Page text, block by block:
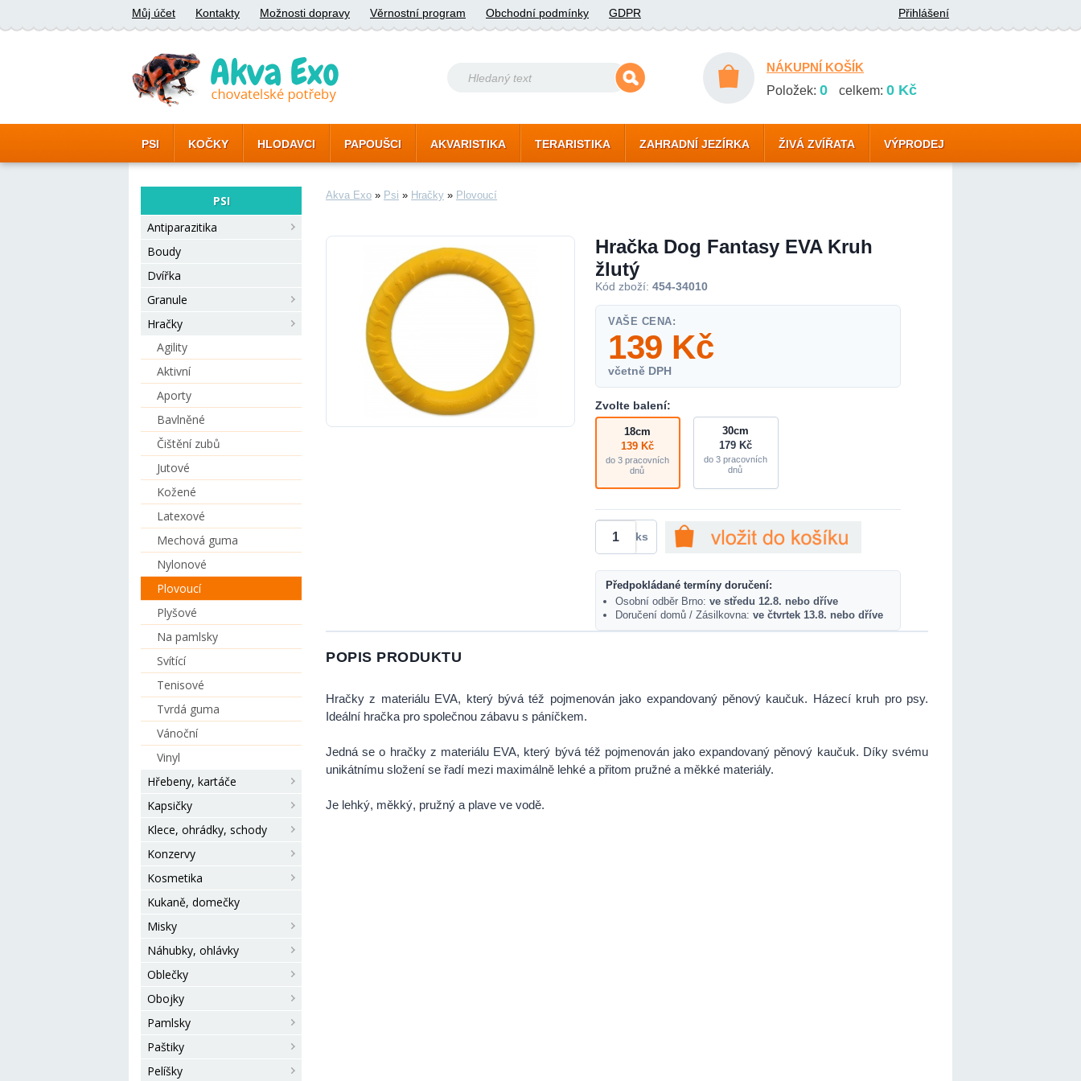
Můj účet Kontakty Možnosti dopravy Věrnostní program Obchodní podmínky GDPR Přihlášení
NÁKUPNÍ KOŠÍK
Položek: 0 celkem: 0 Kč
PSI KOČKY HLODAVCI PAPOUŠCI AKVARISTIKA TERARISTIKA ZAHRADNÍ JEZÍRKA ŽIVÁ ZVÍŘATA VÝPRODEJ
PSI
Antiparazitika
Boudy
Dvířka
Granule
Hračky
Agility
Aktivní
Aporty
Bavlněné
Čištění zubů
Jutové
Kožené
Latexové
Mechová guma
Nylonové
Plovoucí
Plyšové
Na pamlsky
Svítící
Tenisové
Tvrdá guma
Vánoční
Vinyl
Hřebeny, kartáče
Kapsičky
Klece, ohrádky, schody
Konzervy
Kosmetika
Kukaně, domečky
Misky
Náhubky, ohlávky
Oblečky
Obojky
Pamlsky
Paštiky
Pelíšky
Akva Exo » Psi » Hračky » Plovoucí
Hračka Dog Fantasy EVA Kruh
žlutý
Kód zboží: 454-34010
VAŠE CENA:
139 Kč
včetně DPH
Zvolte balení:
18cm
139 Kč
do 3 pracovních
dnů
30cm
179 Kč
do 3 pracovních
dnů
ks
Předpokládané termíny doručení:
Osobní odběr Brno: ve středu 12.8. nebo dříve
Doručení domů / Zásilkovna: ve čtvrtek 13.8. nebo dříve
POPIS PRODUKTU
Hračky z materiálu EVA, který bývá též pojmenován jako expandovaný pěnový kaučuk. Házecí kruh pro psy.
Ideální hračka pro společnou zábavu s páníčkem.
Jedná se o hračky z materiálu EVA, který bývá též pojmenován jako expandovaný pěnový kaučuk. Díky svému
unikátnímu složení se řadí mezi maximálně lehké a přitom pružné a měkké materiály.
Je lehký, měkký, pružný a plave ve vodě.